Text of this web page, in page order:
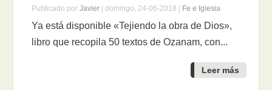
Publicado porJavier |domingo, 24-06-2018 Fe e Iglesia
Ya está disponible «Tejiendo la obra de Dios»,
libro que recopila 50 textos de Ozanam, con...
Leer más